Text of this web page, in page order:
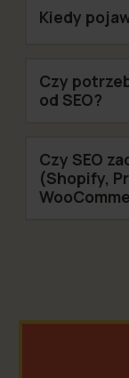
Kiedy
Czy
od SEO?
Czy SEO
(Shopify,